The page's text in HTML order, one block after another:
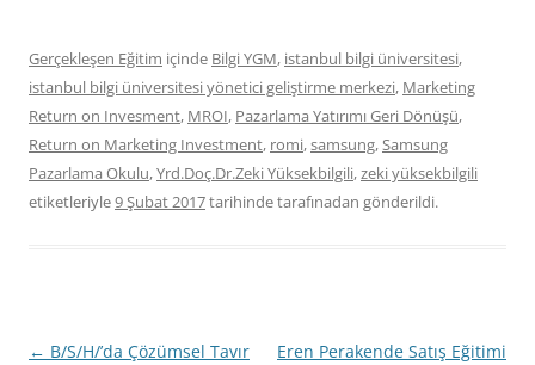
Gerçekleşen Eğitim içinde Bilgi YGM, istanbul bilgi üniversitesi,
istanbul bilgi üniversitesi yönetici geliştirme merkezi, Marketing
Return on Invesment, MROI, Pazarlama Yatırımı Geri Dönüşü,
Return on Marketing Investment, romi,samsung,Samsung
Pazarlama Okulu,Yrd.Doç.Dr.Zeki Yüksekbilgili,zeki yüksekbilgili
etiketleriyle9 Şubat 2017tarihindetarafınadan gönderildi.
Yazı
← B/S/H/’da Çözümsel Tavır
Eren Perakende Satış Eğitimi